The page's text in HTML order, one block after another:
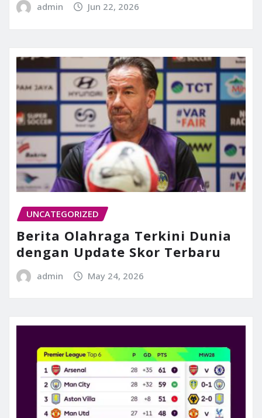
admin Jun 22, 2026
UNCATEGORIZED
Berita Olahraga Terkini Dunia
dengan Update Skor Terbaru
admin May 24, 2026